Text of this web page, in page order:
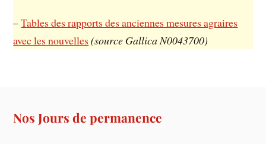
–Tables des rapports des anciennes mesures agraires
avec les nouvelles (source Gallica N0043700)
Nos Jours de permanence